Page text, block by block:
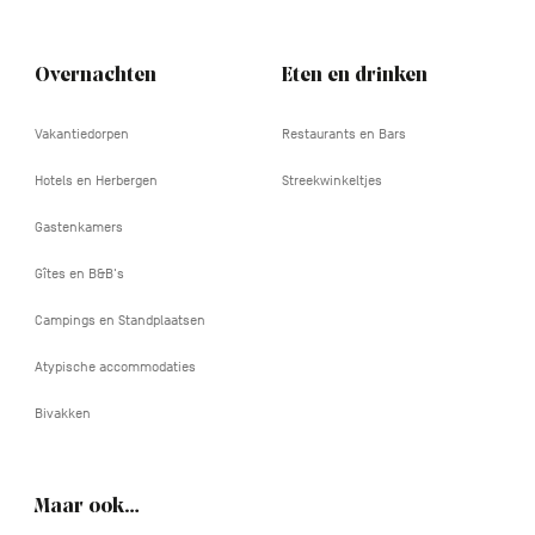
Overnachten
Vakantiedorpen
Hotels en Herbergen
Gastenkamers
Gîtes en B&B's
Campings en Standplaatsen
Atypische accommodaties
Bivakken
Eten en drinken
Restaurants en Bars
Streekwinkeltjes
Maar ook…